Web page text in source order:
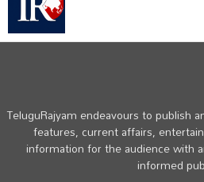
TeluguRajyam endeavours to publish
features, current affairs,
information for the audience with
informed